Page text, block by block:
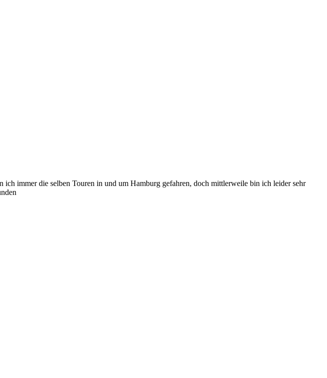
immer die selben Touren in und um Hamburg gefahren, doch mittlerweile bin ich leider sehr